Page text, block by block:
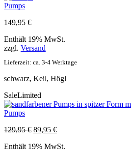
Pumps
149,95 €
Enthält 19% MwSt.
zzgl. Versand
Lieferzeit: ca. 3-4 Werktage
schwarz, Keil, Högl
SaleLimited
Pumps
129,95€ Ursprünglicher
war:
89,95 €Aktueller
ist:
Enthält 19% MwSt.